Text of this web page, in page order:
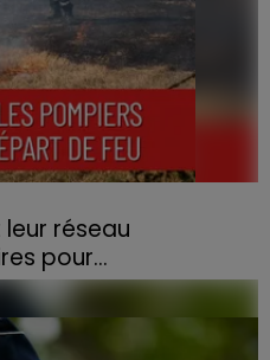
réseau
pour...
risques de départs de feu,
Vosges a lancé un appel
venir en aide...